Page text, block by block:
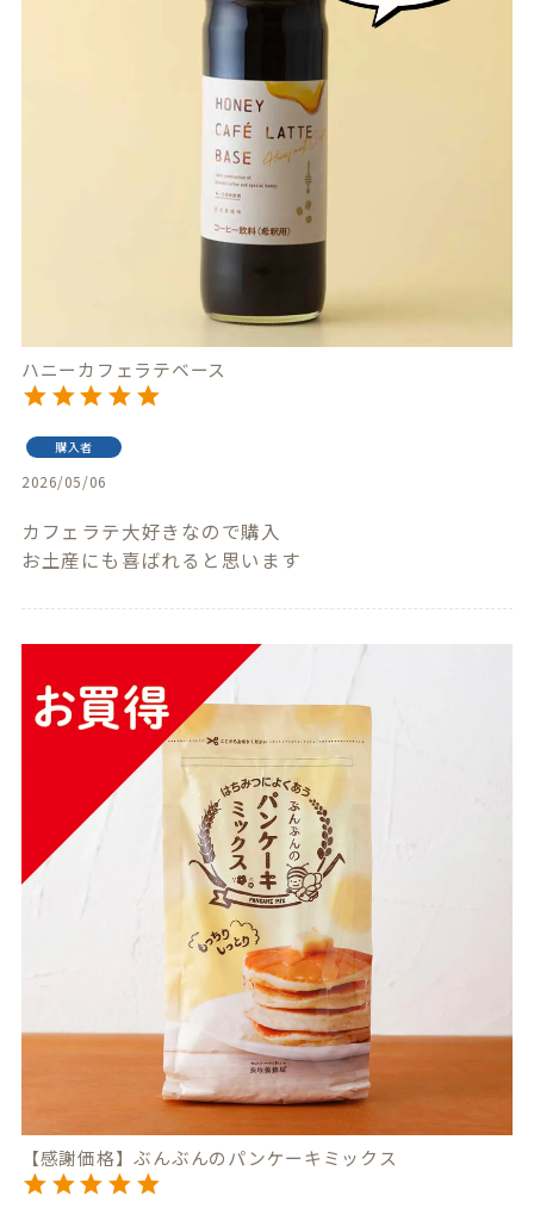
ハニーカフェラテベース
購入者
2026/05/06
カフェラテ大好きなので購入
お土産にも喜ばれると思います
【感謝価格】ぶんぶんのパンケーキミックス